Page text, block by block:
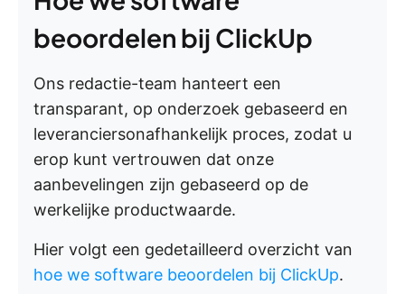
beoordelen bij ClickUp
Ons redactie-team hanteert een
transparant, op onderzoek gebaseerd en
leveranciersonafhankelijk proces, zodat u
erop kunt vertrouwen dat onze
aanbevelingen zijn gebaseerd op de
werkelijke productwaarde.
Hier volgt een gedetailleerd overzicht van
hoe we software beoordelen bij ClickUp.